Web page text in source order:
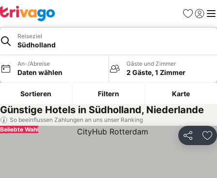
Favoriten
Reiseziel
Südholland
An-/Abreise
Daten wählen
Gäste und Zimmer
2 Gäste, 1 Zimmer
Sortieren Filtern Karte
Günstige Hotels in Südholland, Niederlande
So beeinflussen Zahlungen an uns unser Ranking
Teilen
Beliebte Wahl